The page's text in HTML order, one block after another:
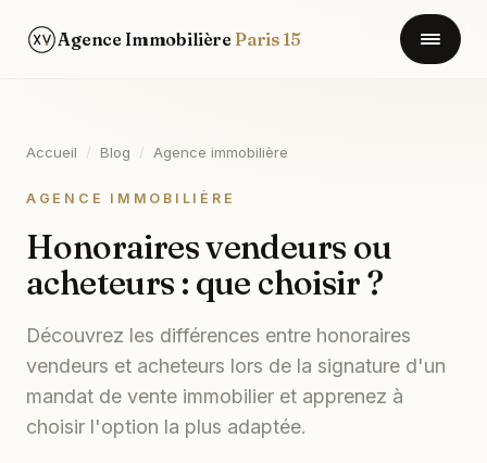
Agence Immobilière Paris 15
Accueil / Blog / Agence immobilière
AGENCE IMMOBILIÈRE
Honoraires vendeurs ou
acheteurs : que choisir ?
Découvrez les différences entre honoraires
vendeurs et acheteurs lors de la signature d'un
mandat de vente immobilier et apprenez à
choisir l'option la plus adaptée.